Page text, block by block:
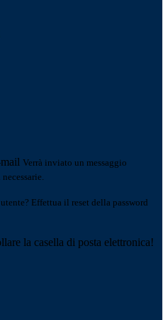
Verrà inviato un messaggio
Effettua il reset della password
la casella di posta elettronica!